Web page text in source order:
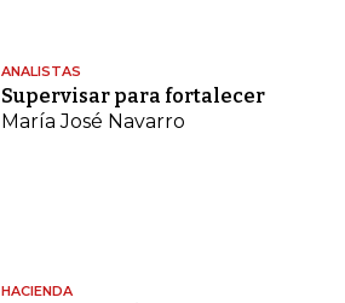
ANALISTAS
Supervisar para fortalecer
María José Navarro
HACIENDA